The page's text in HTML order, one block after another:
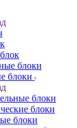
блоки
блоки
блоки
блоки